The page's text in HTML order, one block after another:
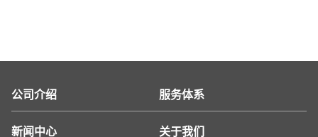
公司介绍 服务体系
新闻中心 关于我们